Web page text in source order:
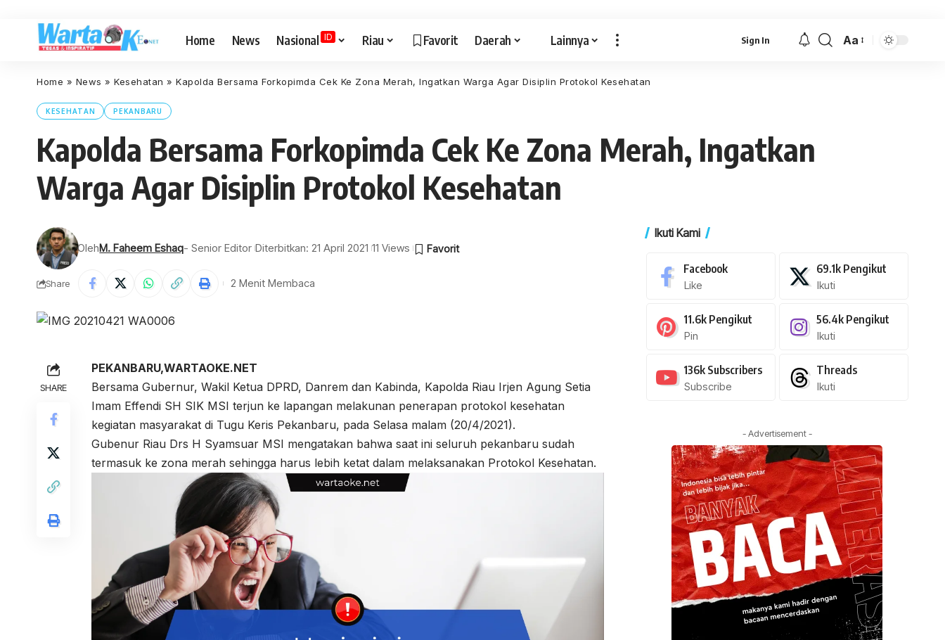
Home News Nasional ID Riau Favorit Daerah Lainnya Sign In
Font
Aa
Home » News » Kesehatan » Kapolda Bersama Forkopimda Cek Ke Zona Merah, Ingatkan Warga Agar Disiplin Protokol Kesehatan
KESEHATAN PEKANBARU
Kapolda Bersama Forkopimda Cek Ke Zona Merah, Ingatkan
Warga Agar Disiplin Protokol Kesehatan
OlehM. Faheem Eshaq- Senior Editor Diterbitkan: 21 April 2021 11 Views
Share 2 Menit Membaca
SHARE
PEKANBARU,WARTAOKE.NET
Bersama Gubernur, Wakil Ketua DPRD, Danrem dan Kabinda, Kapolda Riau Irjen Agung Setia
Imam Effendi SH SIK MSI terjun ke lapangan melakunan penerapan protokol kesehatan
kegiatan masyarakat di Tugu Keris Pekanbaru, pada Selasa malam (20/4/2021).
Gubenur Riau Drs H Syamsuar MSI mengatakan bahwa saat ini seluruh pekanbaru sudah
termasuk ke zona merah sehingga harus lebih ketat dalam melaksanakan Protokol Kesehatan.
Ikuti Kami
Facebook
Like
69.1k Pengikut
Ikuti
11.6k Pengikut
Pin
56.4k Pengikut
Ikuti
136k Subscribers
Subscribe
Threads
Ikuti
- Advertisement -